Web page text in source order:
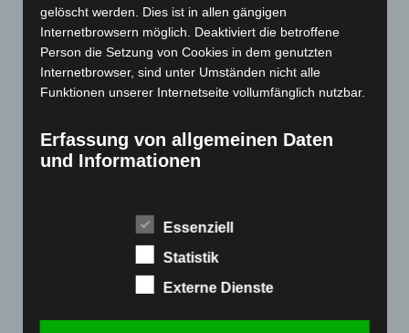
August 2023(134)
Juli 2023
(118)
Juni 2023(142)
Mai 2023(139)
März 2023(174)
(130)
(167)
(166)
September 2022(205)
gelöscht werden. Dies ist in allen gängigen
Internetbrowsern möglich. Deaktiviert die betroffene
Person die Setzung von Cookies in dem genutzten
Internetbrowser, sind unter Umständen nicht alle
Funktionen unserer Internetseite vollumfänglich nutzbar.
Erfassung von allgemeinen Daten
und Informationen
automatisiertes System eine Reihe von allgemeinen
Daten und Informationen. Diese allgemeinen Daten und
gespeichert. Erfasst werden können die (1) verwendeten
Essenziell
Statistik
Externe Dienste